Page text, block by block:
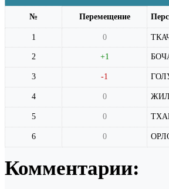
№ Перемещение
1 0
2 +1
3 -1
4 0
5 0
6 0
Комментарии: